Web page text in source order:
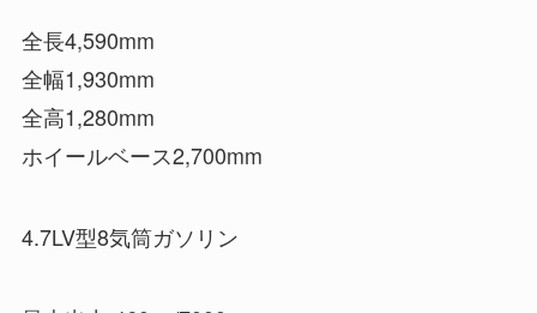
全長4,590mm
全幅1,930mm
全高1,280mm
ホイールベース2,700mm
4.7LV型8気筒ガソリン